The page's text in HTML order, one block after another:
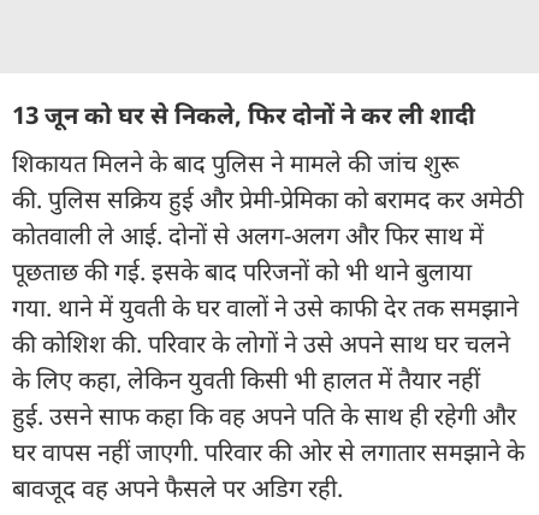
13 जून को घर से निकले, फिर दोनों ने कर ली शादी
शिकायत मिलने के बाद पुलिस ने मामले की जांच शुरू
की. पुलिस सक्रिय हुई और प्रेमी-प्रेमिका को बरामद कर अमेठी
कोतवाली ले आई. दोनों से अलग-अलग और फिर साथ में
पूछताछ की गई. इसके बाद परिजनों को भी थाने बुलाया
गया. थाने में युवती के घर वालों ने उसे काफी देर तक समझाने
की कोशिश की. परिवार के लोगों ने उसे अपने साथ घर चलने
के लिए कहा, लेकिन युवती किसी भी हालत में तैयार नहीं
हुई. उसने साफ कहा कि वह अपने पति के साथ ही रहेगी और
घर वापस नहीं जाएगी. परिवार की ओर से लगातार समझाने के
बावजूद वह अपने फैसले पर अडिग रही.